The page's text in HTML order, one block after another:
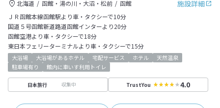
施設詳細
北海道 函館・湯の川・大沼・松前
函館
ＪＲ函館本線函館駅より車・タクシーで10分
国道５号函館新道路道函館インターより20分
函館空港より車・タクシーで18分
東日本フェリーターミナルより車・タクシーで15分
大浴場 大浴場があるホテル 宅配サービス ホテル
天然温泉
駐車場有り
館内に車いす利用トイレ
日本旅行 収集中 TrustYou 4.0